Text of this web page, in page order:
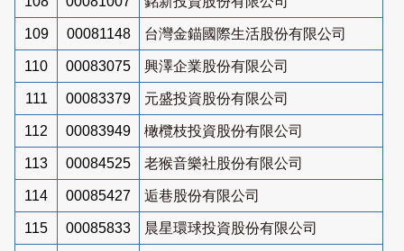
109 00081148 台灣金錨國際生活股份有限公司
110 00083075 興澤企業股份有限公司
111 00083379 元盛投資股份有限公司
112 00083949 橄欖枝投資股份有限公司
113 00084525 老猴音樂社股份有限公司
114 00085427 逅巷股份有限公司
115 00085833 晨星環球投資股份有限公司